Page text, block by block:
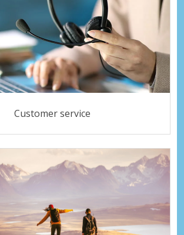
Customer service